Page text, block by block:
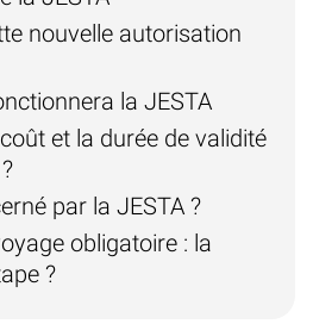
nouvelle autorisation
la JESTA
et la durée de validité
par la JESTA ?
obligatoire : la
?